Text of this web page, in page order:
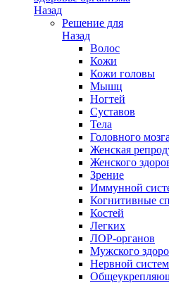
Назад
Решение для
Назад
Волос
Кожи
Кожи головы
Мышц
Ногтей
Суставов
Тела
Головного мозга
Женская
Женского
Зрение
Иммунной
Когнитивные
Костей
Легких
ЛОР-органов
Мужского
Нервной